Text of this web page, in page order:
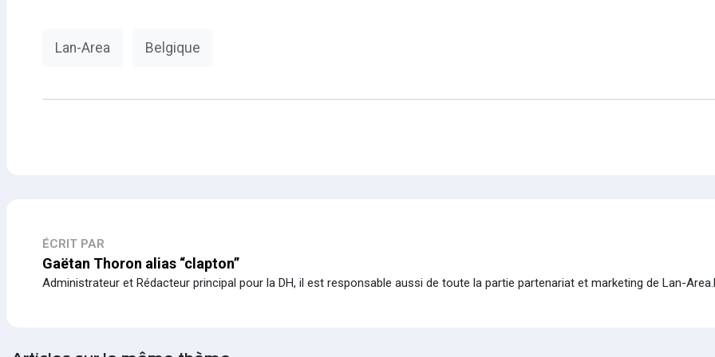
Lan-Area Belgique
ÉCRIT PAR
Gaëtan Thoron alias “clapton”
Administrateur et Rédacteur principal pour la DH, il est responsable aussi de toute la partie partenariat et marketing de Lan-